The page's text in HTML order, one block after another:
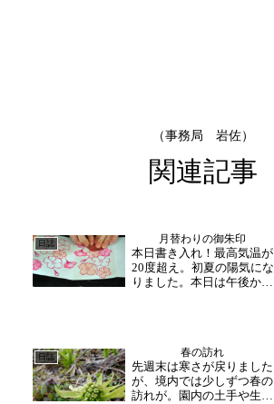
（事務局 岩佐）
関連記事
日誌 月替わりの御朱印
本日書き入れ！最高気温が
20度超え。初夏の陽気にな
りました。本日は午後から
りお参りされたり。毎月の
御朱印とゆっくりお参りす
る時間が楽しみで。とお...
日誌 春の訪れ
先週末は寒さが戻りました
が、境内では少しずつ春の
訪れが。園内の土手や生垣